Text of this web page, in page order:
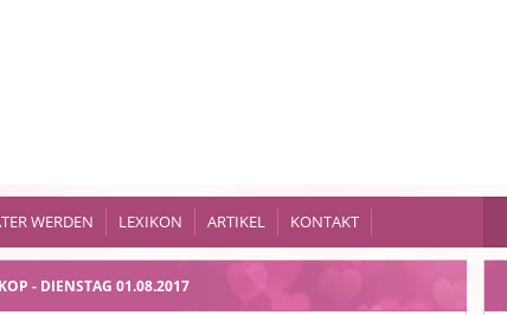
WERDEN LEXIKON ARTIKEL KONTAKT
- DIENSTAG 01.08.2017